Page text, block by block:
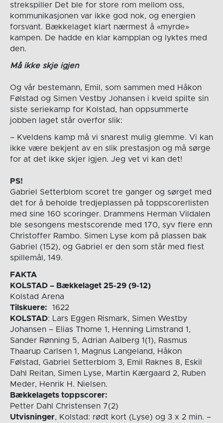
strekspiller Det ble for store rom mellom oss,
kommunikasjonen var ikke god nok, og energien
forsvant. Bækkelaget klart nærmest å «myrde»
kampen. De hadde en klar kampplan og lyktes med
den.
Må ikke skje igjen
Og vår bestemann, Emil, som sammen med Håkon
Følstad og Simen Vestby Johansen i kveld spilte sin
siste seriekamp for Kolstad, han oppsummerte
jobben laget står overfor slik:
– Kveldens kamp må vi snarest mulig glemme. Vi kan
ikke være bekjent av en slik prestasjon og må sørge
for at det ikke skjer igjen. Jeg vet vi kan det!
PS!
Gabriel Setterblom scoret tre ganger og sørget med
det for å beholde tredjeplassen på toppscorerlisten
med sine 160 scoringer. Drammens Herman Vildalen
ble sesongens mestscorende med 170, syv flere enn
Christoffer Rambo. Simen Lyse kom på plassen bak
Gabriel (152), og Gabriel er den som står med flest
spillemål, 149.
FAKTA
KOLSTAD – Bækkelaget 25-29 (9-12)
Kolstad Arena
Tilskuere: 1622
KOLSTAD: Lars Eggen Rismark, Simen Westby
Johansen – Elias Thome 1, Henning Limstrand 1,
Sander Rønning 5, Adrian Aalberg 1(1), Rasmus
Thaarup Carlsen 1, Magnus Langeland, Håkon
Følstad, Gabriel Setterblom 3, Emil Raknes 8, Eskil
Dahl Reitan, Simen Lyse, Martin Kærgaard 2, Ruben
Meder, Henrik H. Nielsen.
Bækkelagets toppscorer:
Petter Dahl Christensen 7(2)
Utvisninger, Kolstad: rødt kort (Lyse) og 3 x 2 min. –